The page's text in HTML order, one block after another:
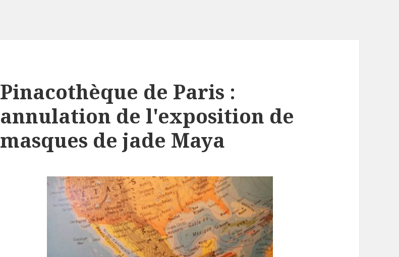
Pinacothèque de Paris :
annulation de l'exposition de
masques de jade Maya